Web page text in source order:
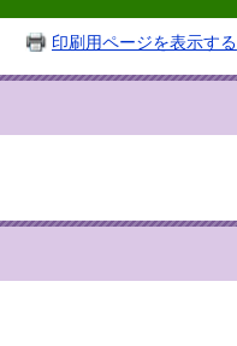
印刷用ページを表示する